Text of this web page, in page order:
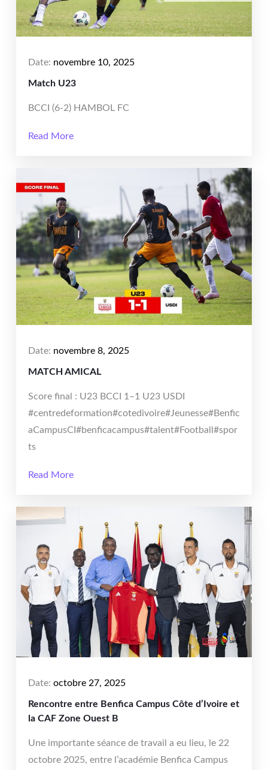
Date: novembre 10, 2025
Match U23
BCCI (6-2) HAMBOL FC
Read More
Date: novembre 8, 2025
MATCH AMICAL
Score final : U23 BCCI 1–1 U23 USDI
#centredeformation#cotedivoire#Jeunesse#Benfic
aCampusCI#benficacampus#talent#Football#spor
ts
Read More
Date: octobre 27, 2025
Rencontre entre Benfica Campus Côte d’Ivoire et
la CAF Zone Ouest B
Une importante séance de travail a eu lieu, le 22
octobre 2025, entre l’académie Benfica Campus